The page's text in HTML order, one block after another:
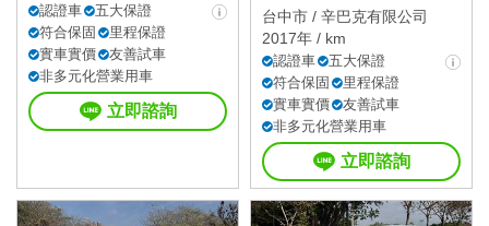
認證車
五大保證
符合保固
里程保證
實車實價
友善試車
非多元化營業用車
立即諮詢
台中市 / 辛巴克有限公司
2017年 / km
認證車
五大保證
符合保固
里程保證
實車實價
友善試車
非多元化營業用車
立即諮詢